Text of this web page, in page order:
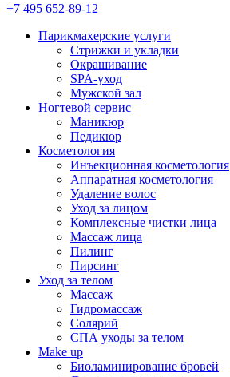
+7 495 652-89-12
Парикмахерские услуги
Стрижки и укладки
Окрашивание
SPA-уход
Мужской зал
Ногтевой сервис
Маникюр
Педикюр
Косметология
Инъекционная косметология
Аппаратная косметология
Удаление волос
Уход за лицом
Комплексные чистки лица
Массаж лица
Пилинг
Пирсинг
Уход за телом
Массаж
Гидромассаж
Солярий
СПА уходы за телом
Make up
Биоламинирование бровей